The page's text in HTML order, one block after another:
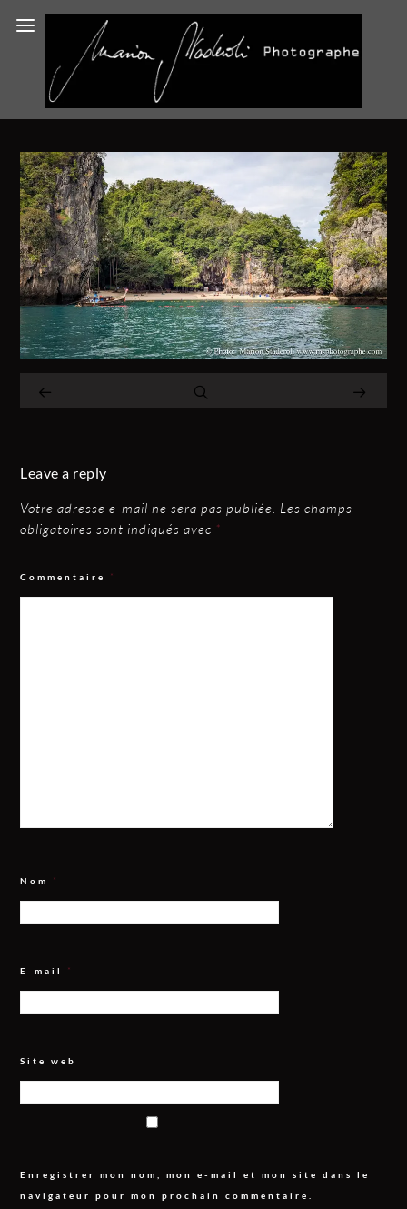
Leave a reply
Votre adresse e-mail ne sera pas publiée. Les champs
obligatoires sont indiqués avec *
Commentaire *
Nom *
E-mail *
Site web
Enregistrer mon nom, mon e-mail et mon site dans le
navigateur pour mon prochain commentaire.